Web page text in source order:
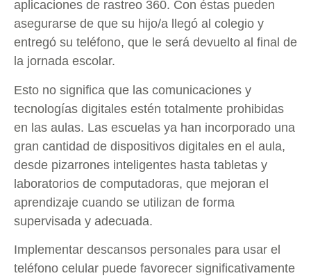
aplicaciones de rastreo 360. Con éstas pueden
asegurarse de que su hijo/a llegó al colegio y
entregó su teléfono, que le será devuelto al final de
la jornada escolar.
Esto no significa que las comunicaciones y
tecnologías digitales estén totalmente prohibidas
en las aulas. Las escuelas ya han incorporado una
gran cantidad de dispositivos digitales en el aula,
desde pizarrones inteligentes hasta tabletas y
laboratorios de computadoras, que mejoran el
aprendizaje cuando se utilizan de forma
supervisada y adecuada.
Implementar descansos personales para usar el
teléfono celular puede favorecer significativamente